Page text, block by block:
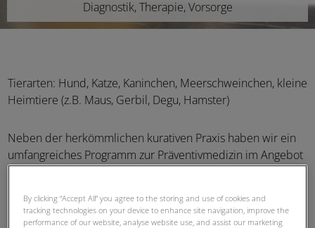
Diagnostik, Therapie, Vorsorge
Tierarten: Hund, Katze, Kaninchen, Meerschweinchen, kleine
Heimtiere (z.B. Maus, Gerbil, Degu, Hamster)
Neben der herkömmlichen kurativen Praxis haben wir ein
umfangreiches Programm zur Präventivmedizin im Angebot
Zahnpflegeprogramm)
By clicking “Accept All” you agree to the storing and use of cookies and
tracking technologies on your device to enhance site navigation, improve the
performance of our website, analyse website use, and assist our marketing